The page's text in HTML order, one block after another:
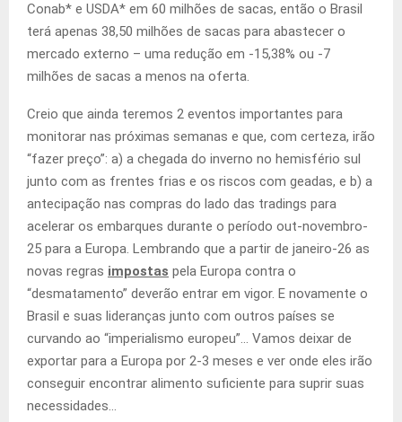
Conab* e USDA* em 60 milhões de sacas, então o Brasil
terá apenas 38,50 milhões de sacas para abastecer o
mercado externo – uma redução em -15,38% ou -7
milhões de sacas a menos na oferta.
Creio que ainda teremos 2 eventos importantes para
monitorar nas próximas semanas e que, com certeza, irão
“fazer preço”: a) a chegada do inverno no hemisfério sul
junto com as frentes frias e os riscos com geadas, e b) a
antecipação nas compras do lado das tradings para
acelerar os embarques durante o período out-novembro-
25 para a Europa. Lembrando que a partir de janeiro-26 as
novas regras impostas pela Europa contra o
“desmatamento” deverão entrar em vigor. E novamente o
Brasil e suas lideranças junto com outros países se
curvando ao “imperialismo europeu”… Vamos deixar de
exportar para a Europa por 2-3 meses e ver onde eles irão
conseguir encontrar alimento suficiente para suprir suas
necessidades…